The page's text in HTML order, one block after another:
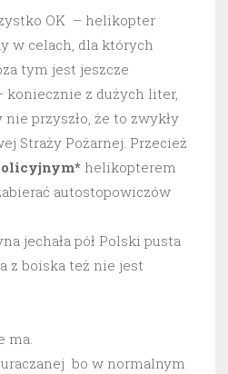
OK – helikopter
w celach, dla których
tym jest jeszcze
koniecznie z dużych liter,
przyszło, że to zwykły
Straży Pożarnej. Przecież
helikopterem
autostopowiczów
jechała pół Polski pusta
z boiska też nie jest
ma.
bo w normalnym